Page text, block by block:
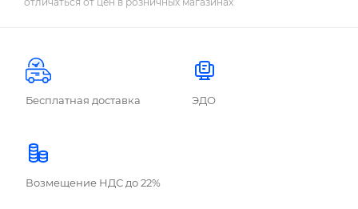
Бесплатная доставка ЭДО
Возмещение НДС до 22%